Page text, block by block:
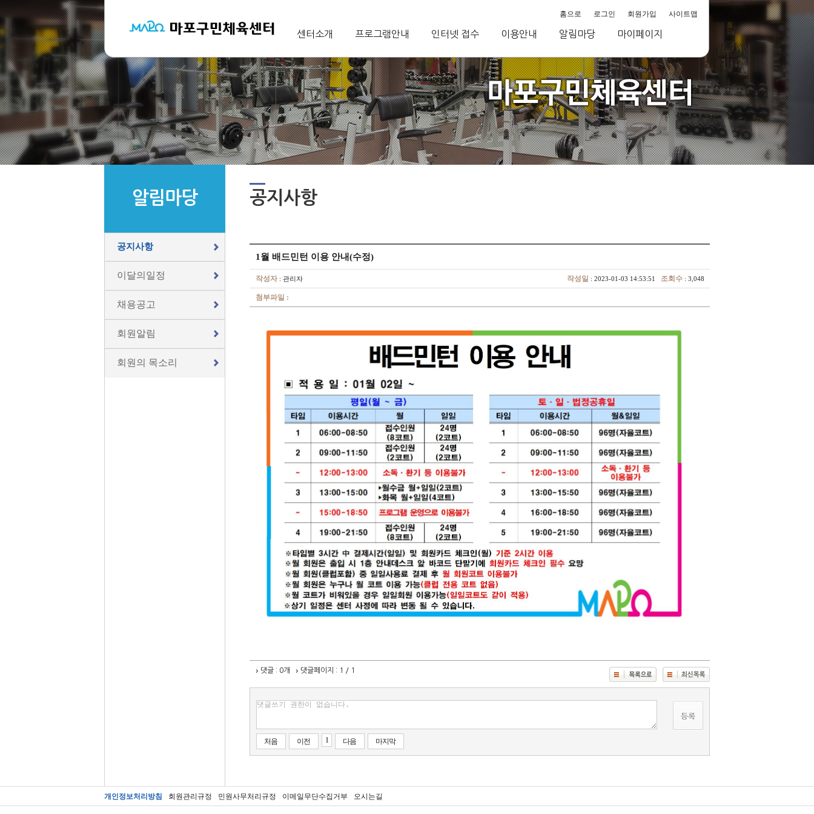
홈으로 로그인 회원가입 사이트맵
센터소개 프로그램안내 인터넷 접수 이용안내 알림마당 마이페이지
알림마당
공지사항
이달의일정
채용공고
회원알림
회원의 목소리
공지사항
1월 배드민턴 이용 안내(수정)
작성자 : 관리자 작성일 : 2023-01-03 14:53:51 조회수 : 3,048
첨부파일 :
댓글 : 0개 댓글페이지 : 1 / 1
처음 이전 1 다음 마지막
개인정보처리방침 회원관리규정 민원사무처리규정 이메일무단수집거부 오시는길